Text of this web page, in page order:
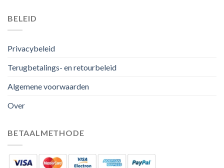
BELEID
Privacybeleid
Terugbetalings- en retourbeleid
Algemene voorwaarden
Over
BETAALMETHODE